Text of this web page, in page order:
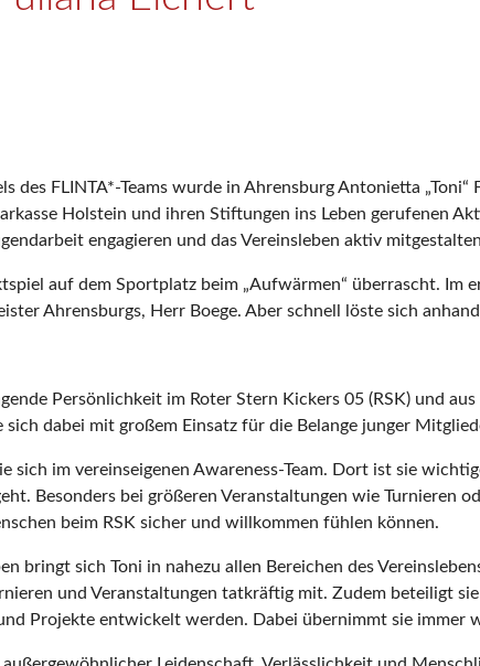
des FLINTA*-Teams wurde in Ahrensburg Antonietta „Toni“
Holstein und ihren Stiftungen ins Leben gerufenen
engagieren und das Vereinsleben aktiv
auf dem Sportplatz beim „Aufwärmen“ überrascht.
Ahrensburgs, Herr Boege. Aber schnell löste sich
Persönlichkeit im Roter Stern Kickers 05 (RSK) und
sich dabei mit großem Einsatz für die Belange junger
sich im vereinseigenen Awareness-Team. Dort ist sie
Besonders bei größeren Veranstaltungen wie
beim RSK sicher und willkommen fühlen können.
bringt sich Toni in nahezu allen Bereichen des
und Veranstaltungen tatkräftig mit. Zudem beteiligt
Projekte entwickelt werden. Dabei übernimmt sie immer